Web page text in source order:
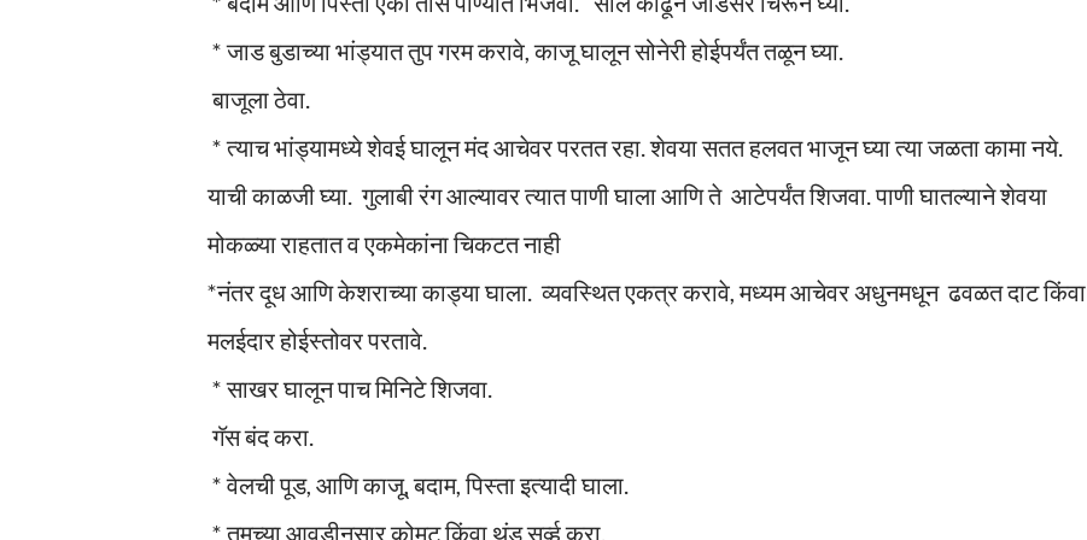
* जाड बुडाच्या भांड्यात तुप गरम करावे, काजू घालून सोनेरी होईपर्यंत तळून घ्या.
बाजूला ठेवा.
* त्याच भांड्यामध्ये शेवई घालून मंद आचेवर परतत रहा. शेवया सतत हलवत भाजून घ्या त्या जळता कामा नये.
याची काळजी घ्या. गुलाबी रंग आल्यावर त्यात पाणी घाला आणि ते आटेपर्यंत शिजवा. पाणी घातल्याने शेवया
मोकळ्या राहतात व एकमेकांना चिकटत नाही
*नंतर दूध आणि केशराच्या काड्या घाला. व्यवस्थित एकत्र करावे, मध्यम आचेवर अधुनमधून ढवळत दाट किंवा
मलईदार होईस्तोवर परतावे.
* साखर घालून पाच मिनिटे शिजवा.
गॅस बंद करा.
* वेलची पूड, आणि काजू, बदाम, पिस्ता इत्यादी घाला.
* तुमच्या आवडीनुसार कोमट किंवा थंड सर्व्ह करा.